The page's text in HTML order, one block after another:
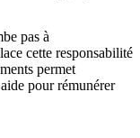
pas à
cette responsabilité
permet
pour rémunérer